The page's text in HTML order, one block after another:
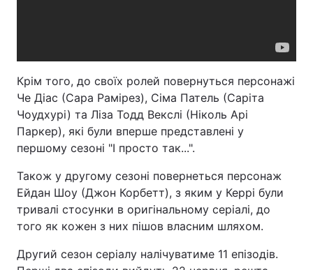
Крім того, до своїх ролей повернуться персонажі
Че Діас (Сара Рамірез), Сіма Патель (Саріта
Чоудхурі) та Ліза Тодд Векслі (Ніколь Арі
Паркер), які були вперше представлені у
першому сезоні "І просто так...".
Також у другому сезоні повернеться персонаж
Ейдан Шоу (Джон Корбетт), з яким у Керрі були
тривалі стосунки в оригінальному серіалі, до
того як кожен з них пішов власним шляхом.
Другий сезон серіалу налічуватиме 11 епізодів.